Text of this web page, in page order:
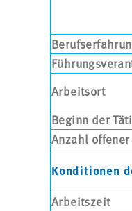
Arbeitsort
Beginn der
Anzahl
Konditionen
Arbeitszeit